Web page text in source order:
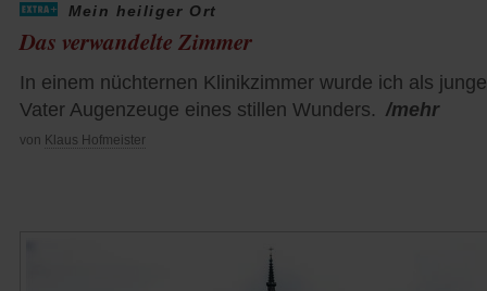
Mein heiliger Ort
Das verwandelte Zimmer
In einem nüchternen Klinikzimmer wurde ich als
Vater Augenzeuge eines stillen Wunders. /mehr
von Klaus Hofmeister